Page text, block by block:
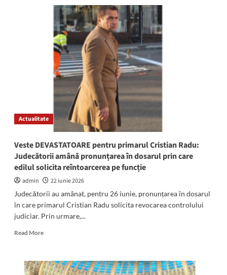
RAJA:
Lucrare
programată
zona
centrală
municipiului
Constanța
Actualitate
Veste DEVASTATOARE pentru primarul Cristian Radu:
Judecătorii amână pronunțarea în dosarul prin care
edilul solicita reîntoarcerea pe funcție
admin
22 iunie 2026
Judecătorii au amânat, pentru 26 iunie, pronunțarea în dosarul
în care primarul Cristian Radu solicita revocarea controlului
judiciar. Prin urmare,...
Read MoreRead
Veste
DEVASTATOARE